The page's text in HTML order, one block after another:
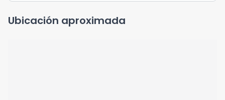
Ubicación aproximada